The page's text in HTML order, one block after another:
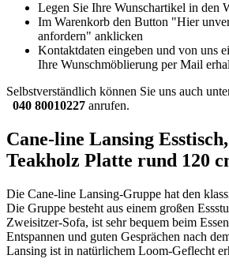
Legen Sie Ihre Wunschartikel in den
Im Warenkorb den Button "Hier
anfordern" anklicken
Kontaktdaten eingeben und von uns
Ihre Wunschmöblierung per Mail
Selbstverständlich können Sie uns auch
040 80010227 anrufen.
Cane-line Lansing
Teakholz Platte rund 120
Die Cane-line Lansing-Gruppe hat den
Die Gruppe besteht aus einem großen
Zweisitzer-Sofa, ist sehr bequem beim
Entspannen und guten Gesprächen nach
Lansing ist in natürlichem Loom-Geflecht